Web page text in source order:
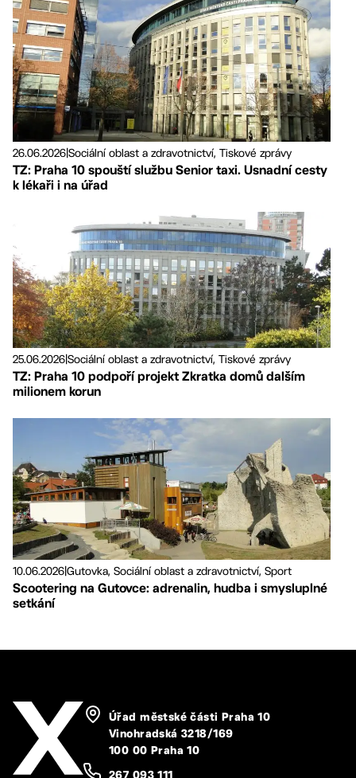
26.06.2026Sociální oblast a zdravotnictví, Tiskové zprávy
TZ: Praha 10 spouští službu Senior taxi. Usnadní cesty
k lékaři i na úřad
25.06.2026Sociální oblast a zdravotnictví, Tiskové zprávy
TZ: Praha 10 podpoří projekt Zkratka domů dalším
milionem korun
10.06.2026Gutovka, Sociální oblast a zdravotnictví, Sport
Scootering na Gutovce: adrenalin, hudba i smysluplné
setkání
Úřad městské části Praha 10
Vinohradská 3218/169
100 00 Praha 10
267 093 111